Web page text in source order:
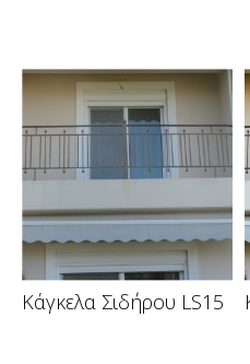
Κάγκελα Σιδήρου LS15